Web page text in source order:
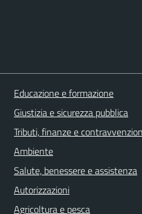
Educazione e formazione
Giustizia e sicurezza pubblica
Tributi, finanze e
Ambiente
Salute, benessere e assistenza
Autorizzazioni
Agricoltura e pesca